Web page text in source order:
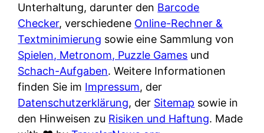
e
t
s
i
e
i
s
c
h
e
n
d
e
Unterhaltung, darunter den Barcode
Checker, verschiedene Online-Rechner &
Textminimierung sowie eine Sammlung von
Spielen, Metronom, Puzzle Games und
Schach-Aufgaben. Weitere Informationen
finden Sie im Impressum, der
Datenschutzerklärung, der Sitemap sowie in
den Hinweisen zu Risiken und Haftung. Made